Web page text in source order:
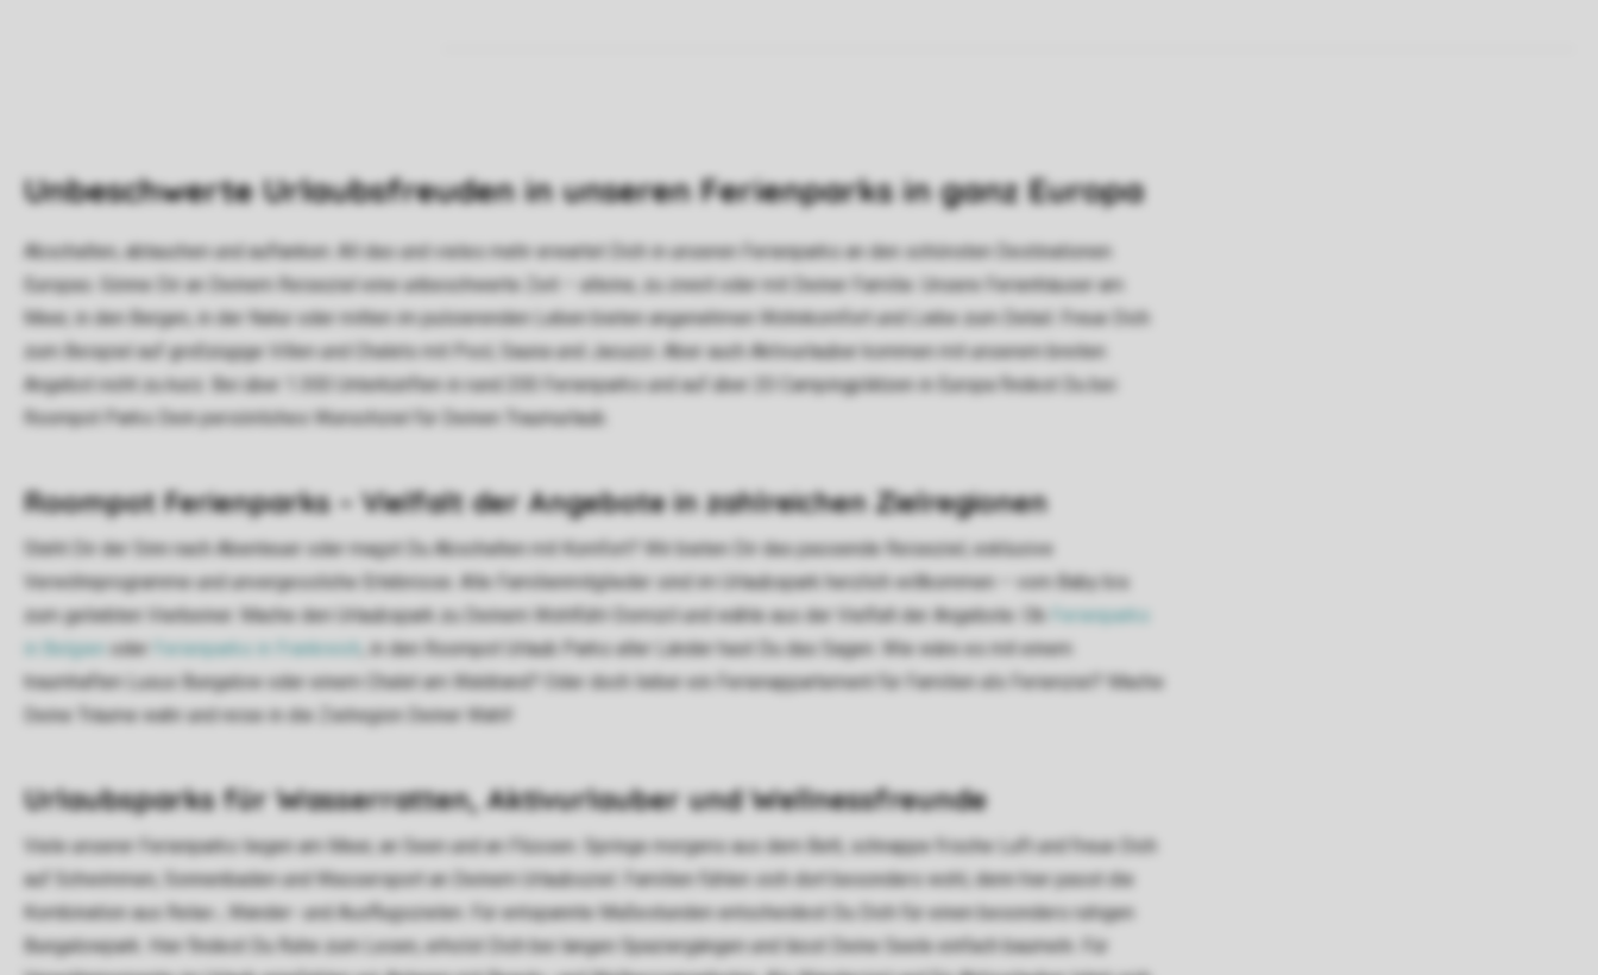
Unbeschwerte Urlaubsfreuden in unseren Ferienparks in ganz Europa
Abschalten, abtauchen und auftanken: All das und vieles mehr erwartet Dich in unseren Ferienparks an den schönsten Destinationen
Europas. Gönne Dir an Deinem Reiseziel eine unbeschwerte Zeit – alleine, zu zweit oder mit Deiner Familie. Unsere Ferienhäuser am
Meer, in den Bergen, in der Natur oder mitten im pulsierenden Leben bieten angenehmen Wohnkomfort und Liebe zum Detail. Freue Dich
zum Beispiel auf großzügige Villen und Chalets mit Pool, Sauna und Jacuzzi. Aber auch Aktivurlauber kommen mit unserem breiten
Angebot nicht zu kurz. Bei über 1.300 Unterkünften in rund 200 Ferienparks und auf über 20 Campingplätzen in Europa findest Du bei
Roompot Parks Dein persönliches Wunschziel für Deinen Traumurlaub.
Roompot Ferienparks – Vielfalt der Angebote in zahlreichen Zielregionen
Steht Dir der Sinn nach Abenteuer oder magst Du Abschalten mit Komfort? Wir bieten Dir das passende Reiseziel, exklusive
Verwöhnprogramme und unvergessliche Erlebnisse. Alle Familienmitglieder sind im Urlaubspark herzlich willkommen – vom Baby bis
zum geliebten Vierbeiner. Mache den Urlaubspark zu Deinem Wohlfühl-Domizil und wähle aus der Vielfalt der Angebote: Ob
Ferienparks
in Belgien oder Ferienparks in Frankreich
, in den Roompot Urlaub Parks aller Länder hast Du das Sagen. Wie wäre es mit einem
traumhaften Luxus Bungalow oder einem Chalet am Waldrand? Oder doch lieber ein Ferienappartement für Familien als Ferienziel? Mache
Deine Träume wahr und reise in die Zielregion Deiner Wahl!
Urlaubsparks für Wasserratten, Aktivurlauber und Wellnessfreunde
Viele unserer Ferienparks liegen am Meer, an Seen und an Flüssen. Springe morgens aus dem Bett, schnappe frische Luft und freue Dich
auf Schwimmen, Sonnenbaden und Wassersport an Deinem Urlaubsziel. Familien fühlen sich dort besonders wohl, denn hier passt die
Kombination aus Relax-, Wander- und Ausflugszielen. Für entspannte Mußestunden entscheidest Du Dich für einen besonders ruhigen
Bungalowpark. Hier findest Du Ruhe zum Lesen, erholst Dich bei langen Spaziergängen und lässt Deine Seele einfach baumeln. Für